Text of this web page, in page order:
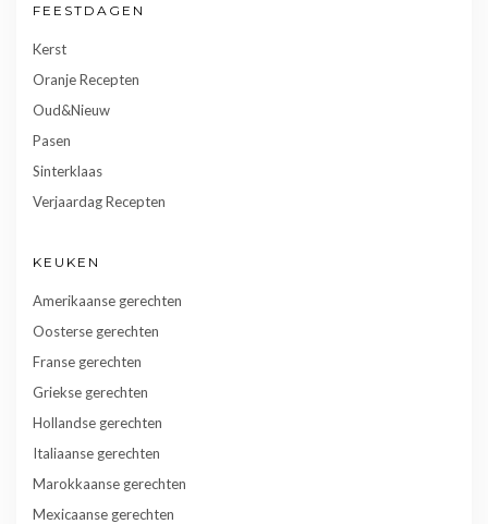
FEESTDAGEN
Kerst
Oranje Recepten
Oud&Nieuw
Pasen
Sinterklaas
Verjaardag Recepten
KEUKEN
Amerikaanse gerechten
Oosterse gerechten
Franse gerechten
Griekse gerechten
Hollandse gerechten
Italiaanse gerechten
Marokkaanse gerechten
Mexicaanse gerechten